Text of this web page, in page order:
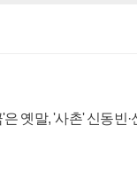
옛말, '사촌' 신동빈·